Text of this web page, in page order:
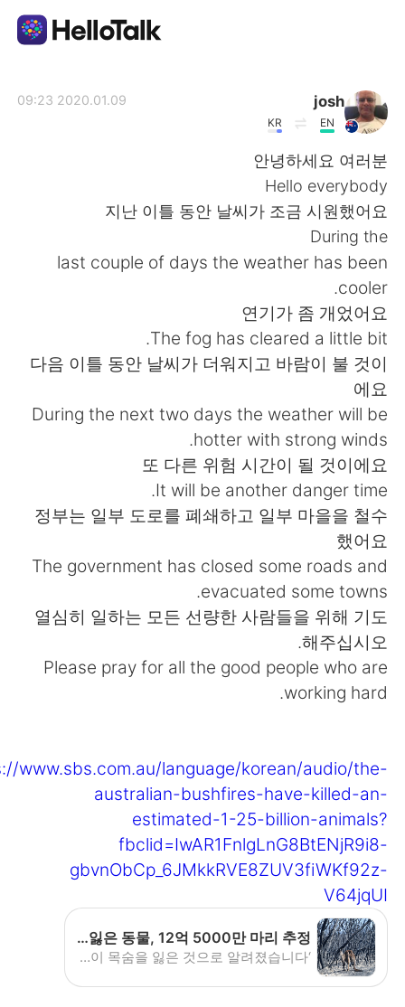
English 简体中文
Français Deutsch
日本語 한국어
ไทย
Italiano
josh
EN
KR
2020.01.09 09:23
안녕하세요 여러분
Hello everybody
지난 이틀 동안 날씨가 조금 시원했어요
During the
last couple of days the weather has been
cooler.
연기가 좀 개었어요
The fog has cleared a little bit.
다음 이틀 동안 날씨가 더워지고 바람이 불 것이
에요
During the next two days the weather will be
hotter with strong winds.
또 다른 위험 시간이 될 것이에요
It will be another danger time.
정부는 일부 도로를 폐쇄하고 일부 마을을 철수
했어요
The government has closed some roads and
evacuated some towns.
열심히 일하는 모든 선량한 사람들을 위해 기도
해주십시오.
Please pray for all the good people who are
working hard.
www.sbs.com.au/language/korean/audio/the-
australian-bushfires-have-killed-an-
estimated-1-25-billion-animals?
fbclid=IwAR1FnlgLnG8BtENjR9i8-
gbvnObCp_6JMkkRVE8ZUV3fiWKf92z-
V64jqUI
SBS Language | 호주 산불로 목숨 잃은 동물, 12억 5000만 마리 추정
‘세계자연기금(World Wide Fund for Nature)’에 따르면 끔찍한 올해 호주 산불 시즌에 12억 5000만 마리의 동물이 목숨을 잃은 것으로 알려졌습니다.